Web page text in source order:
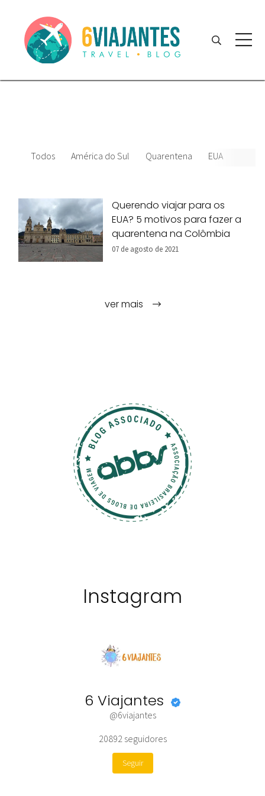
Todos América do Sul Quarentena EUA
Querendo viajar para os
EUA? 5 motivos para fazer a
quarentena na Colômbia
07 de agosto de 2021
ver mais
Instagram
6 Viajantes
@6viajantes
20892 seguidores
Seguir